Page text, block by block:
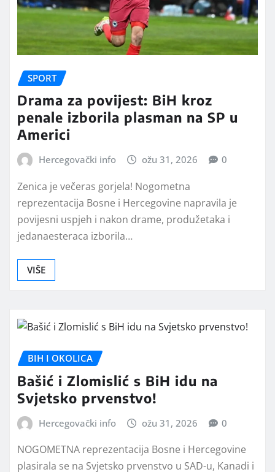
SPORT
Drama za povijest: BiH kroz
penale izborila plasman na SP u
Americi
Hercegovački info ožu 31, 2026 0
Zenica je večeras gorjela! Nogometna
reprezentacija Bosne i Hercegovine napravila je
povijesni uspjeh i nakon drame, produžetaka i
jedanaesteraca izborila…
VIŠE
BIH I OKOLICA
Bašić i Zlomislić s BiH idu na
Svjetsko prvenstvo!
Hercegovački info ožu 31, 2026 0
NOGOMETNA reprezentacija Bosne i Hercegovine
plasirala se na Svjetsko prvenstvo u SAD-u, Kanadi i